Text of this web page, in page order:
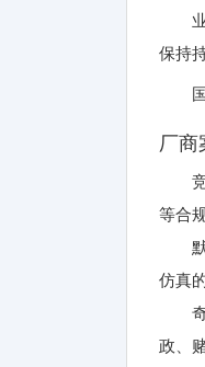
保持
厂商
等合
仿真
政、